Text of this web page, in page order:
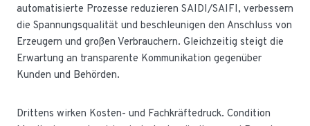
automatisierte Prozesse reduzieren SAIDI/SAIFI, verbessern
die Spannungsqualität und beschleunigen den Anschluss von
Erzeugern und großen Verbrauchern. Gleichzeitig steigt die
Erwartung an transparente Kommunikation gegenüber
Kunden und Behörden.
Drittens wirken Kosten- und Fachkräftedruck. Condition